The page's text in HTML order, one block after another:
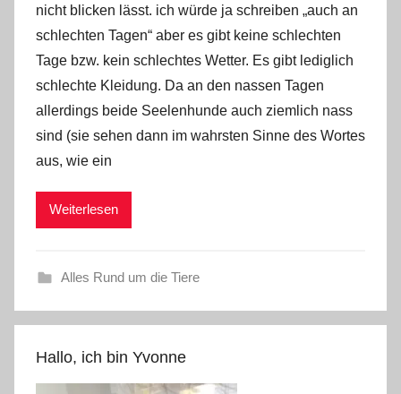
n
n
e
nicht blicken lässt. ich würde ja schreiben „auch an
schlechten Tagen“ aber es gibt keine schlechten
Tage bzw. kein schlechtes Wetter. Es gibt lediglich
schlechte Kleidung. Da an den nassen Tagen
allerdings beide Seelenhunde auch ziemlich nass
sind (sie sehen dann im wahrsten Sinne des Wortes
aus, wie ein
Weiterlesen
Alles Rund um die Tiere
Hallo, ich bin Yvonne